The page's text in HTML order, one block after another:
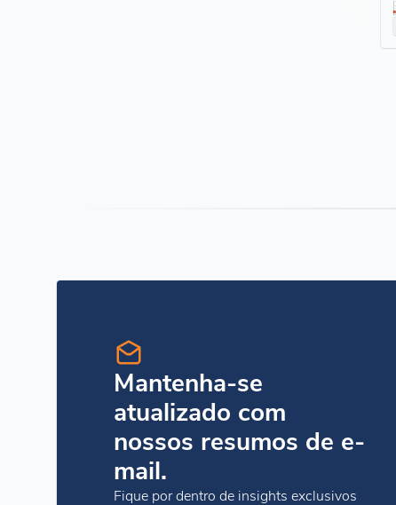
Mantenha-se
atualizado com
nossos resumos de e-
mail.
Fique por dentro de insights exclusivos